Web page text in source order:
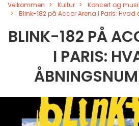
Velkommen Kultur
Koncert og
Blink-182 på Accor Arena i Paris:
BLINK-182 PÅ
I PARIS: